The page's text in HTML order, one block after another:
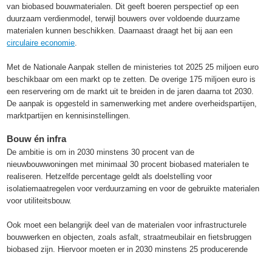
van biobased bouwmaterialen. Dit geeft boeren perspectief op een
duurzaam verdienmodel, terwijl bouwers over voldoende duurzame
materialen kunnen beschikken. Daarnaast draagt het bij aan een
circulaire economie.
Met de Nationale Aanpak stellen de ministeries tot 2025 25 miljoen euro
beschikbaar om een markt op te zetten. De overige 175 miljoen euro is
een reservering om de markt uit te breiden in de jaren daarna tot 2030.
De aanpak is opgesteld in samenwerking met andere overheidspartijen,
marktpartijen en kennisinstellingen.
Bouw én infra
De ambitie is om in 2030 minstens 30 procent van de
nieuwbouwwoningen met minimaal 30 procent biobased materialen te
realiseren. Hetzelfde percentage geldt als doelstelling voor
isolatiemaatregelen voor verduurzaming en voor de gebruikte materialen
voor utiliteitsbouw.
Ook moet een belangrijk deel van de materialen voor infrastructurele
bouwwerken en objecten, zoals asfalt, straatmeubilair en fietsbruggen
biobased zijn. Hiervoor moeten er in 2030 minstens 25 producerende